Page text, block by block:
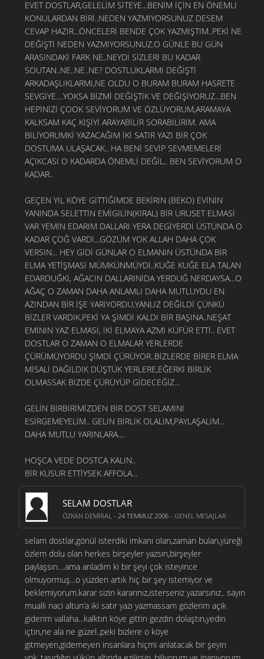
EVET DOSTLAR,GELELİM SİTEYE...BENİM İÇİN EN ÖNEMLİ
KONULARDAN BİRİ..NEDEN YAZMIYORSUNUZ DESEM
CEVAP HAZIR...ÖNCELERİ BENDE ÇOK YAZMIŞTIM..PEKİ NE
DEĞİŞTİ NEDEN YAZMIYORSUNUZ.O GÜNLE BU GÜN
ARASINDAKİ FARK NE..NEYDİ SİZLERİ BU KADAR
SOUTAN..NE..NE..NE? DOSTLUKLARMI DEĞİŞTİ
ARKADAŞLIKLARMI,NE OLDU O BURAM BURAM HASRETE
SEVGİYE....YOKSA BİZMİ DEĞİŞTİK VE DEĞİŞİYORUZ...BEN
HEPİNİZİ ÇOOK SEVİYORUM VE ÖZLÜYORUM,ARAMAYA
KALKSAM KAÇ KİŞİYİ ARAYABİLİR SORABİLİRİM. AMA
BİLİYORUMKİ YAZACAĞIM İKİ SATIR YAZI BİR ÇOK
DOSTUMA ULAŞACAK.. HA BENİ SEVİP SEVMEMELERİ
AÇIKCASI O KADARDA ÖNEMLİ DEĞİL.. BEN SEVİYORUM O
KADAR..
GEÇEN YIL KÖYE GİTTİĞİMDE BEKİRIN (BEKO) EVİNİN
YANINDA SELETTİN EMİGİLİN(KIRAL) BİR URUSET ELMASİ
VAR YEMİN EDARIM DALLARI YERA DEGİYERDİ ÜSTÜNDA O
KADAR ÇOĞ VARDİ...GÖZÜM YOK ALLAH DAHA ÇOK
VERSIN... HEY GİDİ GÜNLAR O ELMANIN ÜSTÜNDA BİR
ELMA YETİŞMASİ MÜMKÜNMÜYDİ..KUĞE KUĞE ELA TALAN
EDARDUĞKİ, AĞACIN DALLARINİDA YERDUĞ NERDAYSA...O
AĞAÇ O ZAMAN DAHA ANLAMLI DAHA MUTLUYDU EN
AZINDAN BİR İŞE YARIYORDU,YANLIZ DEĞİLDİ ÇÜNKÜ
BİZLER VARDIK,PEKİ YA ŞİMDİ KALDI BİR BAŞINA..NEŞAT
EMİNIN YAZ ELMASİ, İKİ ELMAYA AZMİ KÜFÜR ETTİ.. EVET
DOSTLAR O ZAMAN O ELMALAR YERLERDE
ÇÜRÜMÜYORDU ŞİMDİ ÇÜRÜYOR..BİZLERDE BİRER ELMA
MİSALİ DAĞILDIK DÜŞTÜK YERLERE,EĞERKİ BİRLİK
OLMASSAK BİZDE ÇÜRÜYÜP GİDECEĞİZ...
GELİN BİRBİRİMİZDEN BİR DOST SELAMINI
ESİRGEMEYELİM.. GELİN BİRLİK OLALIM,PAYLAŞALIM...
DAHA MUTLU YARINLARA....
HOŞCA VEDE DOSTCA KALIN..
BİR KUSUR ETTİYSEK AFFOLA...
SELAM DOSTLAR
ÖZKAN DEMIRAL - 24 TEMMUZ 2006 - GENEL MESAJLAR
selam dostlar,gönül isterdiki imkanı olan,zaman bulan,yüreği
özlem dolu olan herkes birşeyler yazsın,birşeyler
paylaşsın....ama anladım ki bir şeyi çok isteyince
olmuyormuş...o yüzden artık hiç bir şey istemiyor ve
beklemiyorum.karar sizin kararınız,isterseniz yazarsınız.. sayın
mualli naci altun’a iki satır yazı yazmassam gözlerim açık
giderim vallaha...kalktın köye gittin gezdin dolaştın,yedin
içtin,ne ala ne güzel..peki bizlere o köye
gitmeyen,gidemeyen insanlara hiçmi anlatacak bir şeyin